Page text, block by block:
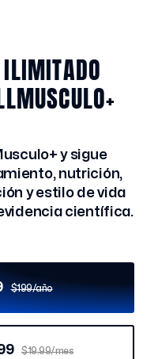
ILIMITADO
y sigue
nutrición,
y estilo de vida
científica.
$199/año
$19.99/mes